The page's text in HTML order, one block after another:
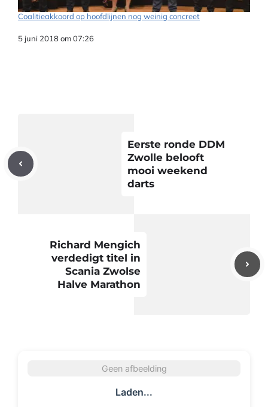
Coalitieakkoord op hoofdlijnen nog weinig concreet
Datum
5 juni 2018 om 07:26
Eerste ronde DDM
Zwolle belooft
mooi weekend
darts
Richard Mengich
verdedigt titel in
Scania Zwolse
Halve Marathon
Geen afbeelding
Laden...